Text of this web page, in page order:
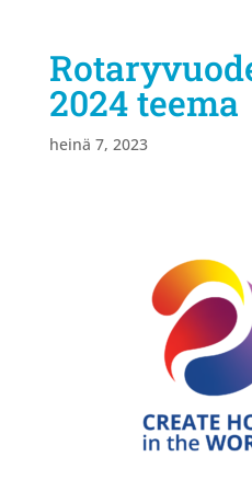
2024 teema
heinä 7, 2023